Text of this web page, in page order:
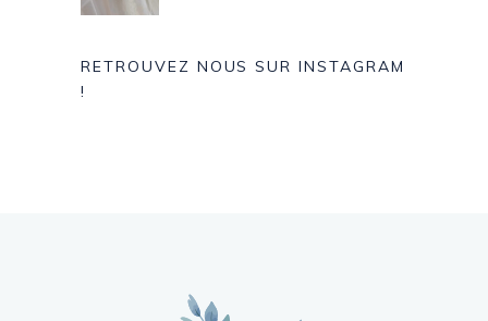
RETROUVEZ NOUS SUR INSTAGRAM
!